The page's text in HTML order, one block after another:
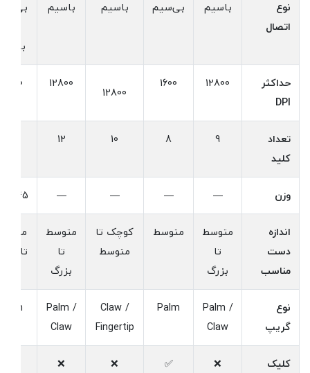
نوع
اتصال
باسیم بی‌سیم باسیم باسیم
حداکثر
DPI
12800
1600
12800
12800
2400
تعداد
کلید
9
8
10
12
وزن —
—
—
— 145 گرم
اندازه
دست
مناسب
متوسط
تا
بزرگ
متوسط
کوچک تا
متوسط
متوسط
تا
بزرگ
تا
نوع
گریپ
Palm /
Claw
Palm
Claw /
Fingertip
Palm /
Claw
Palm
کلیک
❌
✅
❌
❌